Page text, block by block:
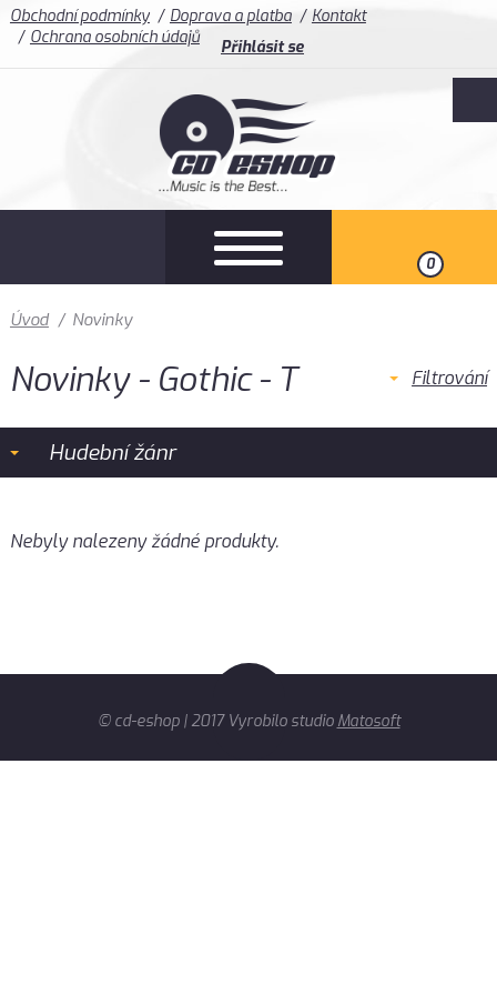
Obchodní podmínky Doprava a platba
Kontakt
Ochrana osobních údajů
Přihlásit se
0
Úvod / Novinky
Novinky - Gothic - T Filtrování
Hudební žánr
Nebyly nalezeny žádné produkty.
© cd-eshop | 2017 Vyrobilo studio Matosoft